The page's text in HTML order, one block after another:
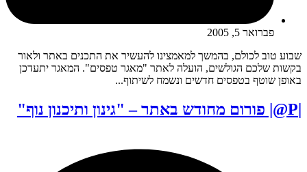
פברואר 5, 2005
שבוע טוב לכולם, בהמשך למאמצינו להעשיר את התכנים באתר ולאור
בקשות שלכם הגולשים, הועלה לאתר "מאגר טפסים". המאגר יתעדכן
באופן שוטף בטפסים חדשים ונשמח לשיתוף...
|P@| פורום מחודש באתר – "גינון ותיכנון נוף"